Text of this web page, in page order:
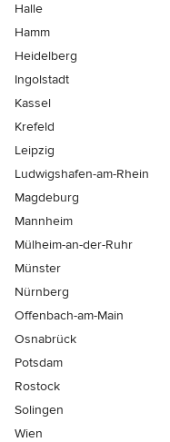
Halle
Hamm
Heidelberg
Ingolstadt
Kassel
Krefeld
Leipzig
Ludwigshafen-am-Rhein
Magdeburg
Mannheim
Mülheim-an-der-Ruhr
Münster
Nürnberg
Offenbach-am-Main
Osnabrück
Potsdam
Rostock
Solingen
Wien